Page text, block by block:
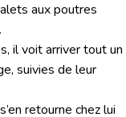
aux poutres
il voit arriver tout un
suivies de leur
retourne chez lui